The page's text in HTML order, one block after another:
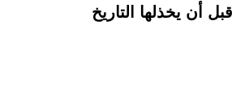
أن يخذلها التاريخ